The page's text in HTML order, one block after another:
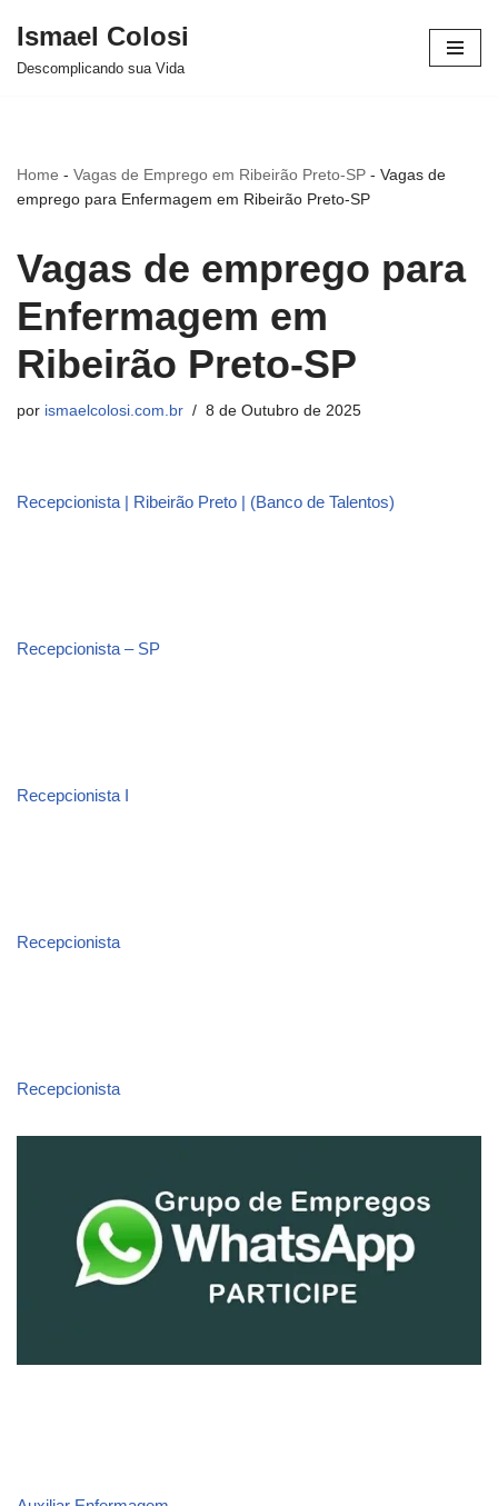
Avançar
Ismael Colosi
Descomplicando sua Vida
Home - Vagas de Emprego em Ribeirão Preto-SP - Vagas de
emprego para Enfermagem em Ribeirão Preto-SP
Vagas de emprego para
Enfermagem em
Ribeirão Preto-SP
por ismaelcolosi.com.br 8 de Outubro de 2025
Recepcionista | Ribeirão Preto | (Banco de Talentos)
Recepcionista – SP
Recepcionista I
Recepcionista
Recepcionista